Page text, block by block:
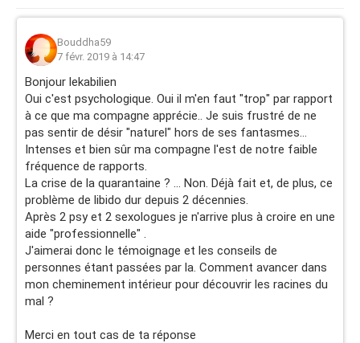
Bouddha59
7 févr. 2019 à 14:47
Bonjour lekabilien
Oui c'est psychologique. Oui il m'en faut "trop" par rapport
à ce que ma compagne apprécie.. Je suis frustré de ne
pas sentir de désir "naturel" hors de ses fantasmes...
Intenses et bien sûr ma compagne l'est de notre faible
fréquence de rapports.
La crise de la quarantaine ? ... Non. Déjà fait et, de plus, ce
problème de libido dur depuis 2 décennies.
Après 2 psy et 2 sexologues je n'arrive plus à croire en une
aide "professionnelle" .
J'aimerai donc le témoignage et les conseils de
personnes étant passées par la. Comment avancer dans
mon cheminement intérieur pour découvrir les racines du
mal ?
Merci en tout cas de ta réponse